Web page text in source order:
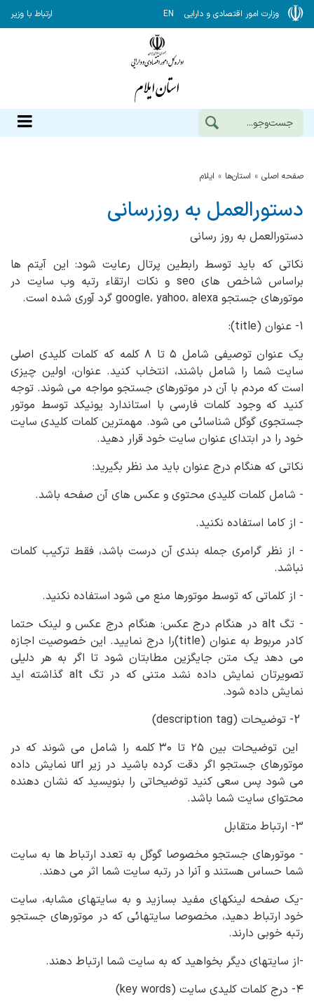
وزارت امور اقتصادی و دارایی EN ارتباط با وزیر
صفحه اصلی استان‌ها ایلام
دستورالعمل به روزرسانی
دستورالعمل به روز رسانی
نکاتی که باید توسط رابطین پرتال رعایت شود: این آیتم ها
براساس شاخص های seo و نکات ارتقاء رتبه وب سایت در
موتورهای جستجو google، yahoo، alexa گرد آوری شده است.
1- عنوان (title):
یک عنوان توصیفی شامل ۵ تا ۸ کلمه که کلمات کلیدی اصلی
سایت شما را شامل باشند، انتخاب کنید. عنوان، اولین چیزی
است که مردم با آن در موتورهای جستجو مواجه می شوند. توجه
کنید که وجود کلمات فارسی با استاندارد یونیکد توسط موتور
جستجوی گوگل شناسائی می شود. مهمترین کلمات کلیدی سایت
خود را در ابتدای عنوان سایت خود قرار دهید.
نکاتی که هنگام درج عنوان باید مد نظر بگیرید:
- شامل کلمات کلیدی محتوی و عکس های آن صفحه باشد.
- از کاما استفاده نکنید.
- از نظر گرامری جمله بندی آن درست باشد، فقط ترکیب کلمات
نباشد.
- از کلماتی که توسط موتورها منع می شود استفاده نکنید.
- تگ alt در هنگام درج عکس: هنگام درج عکس و لینک حتما
کادر مربوط به عنوان (title)را درج نمایید. این خصوصیت اجازه
می دهد یک متن جایگزین مطابتان شود تا اگر به هر دلیلی
تصویرتان نمایش داده نشد متنی که در تگ alt گذاشته اید
نمایش داده شود.
این توضیحات بین ۲۵ تا ۳۰ کلمه را شامل می شوند که در
موتورهای جستجو اگر دقت کرده باشید در زیر url نمایش داده
می شود پس سعی کنید توضیحاتی را بنویسید که نشان دهنده
محتوای سایت شما باشد.
3- ارتباط متقابل
- موتورهای جستجو مخصوصا گوگل به تعدد ارتباط ها به سایت
شما حساس هستند و آنرا در رتبه سایت شما اثر می دهند.
-یک صفحه لینکهای مفید بسازید و به سایتهای مشابه، سایت
خود ارتباط دهید، مخصوصا سایتهائی که در موتورهای جستجو
رتبه خوبی دارند.
-از سایتهای دیگر بخواهید که به سایت شما ارتباط دهند.
۴- درج کلمات کلیدی سایت (key words)